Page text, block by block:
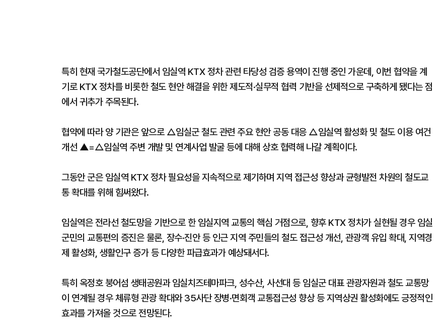
특히 현재 국가철도공단에서 임실역 KTX 정차 관련 타당성 검증 용역이 진행 중인 가운데, 이번 협약을 계
기로 KTX 정차를 비롯한 철도 현안 해결을 위한 제도적·실무적 협력 기반을 선제적으로 구축하게 됐다는 점
에서 귀추가 주목된다.
협약에 따라 양 기관은 앞으로 △임실군 철도 관련 주요 현안 공동 대응 △임실역 활성화 및 철도 이용 여건
개선 ▲=△임실역 주변 개발 및 연계사업 발굴 등에 대해 상호 협력해 나갈 계획이다.
그동안 군은 임실역 KTX 정차 필요성을 지속적으로 제기하며 지역 접근성 향상과 균형발전 차원의 철도교
통 확대를 위해 힘써왔다.
임실역은 전라선 철도망을 기반으로 한 임실지역 교통의 핵심 거점으로, 향후 KTX 정차가 실현될 경우 임실
군민의 교통편의 증진은 물론, 장수·진안 등 인근 지역 주민들의 철도 접근성 개선, 관광객 유입 확대, 지역경
제 활성화, 생활인구 증가 등 다양한 파급효과가 예상돼서다.
특히 옥정호 붕어섬 생태공원과 임실치즈테마파크, 성수산, 사선대 등 임실군 대표 관광자원과 철도 교통망
이 연계될 경우 체류형 관광 확대와 35사단 장병·면회객 교통접근성 향상 등 지역상권 활성화에도 긍정적인
효과를 가져올 것으로 전망된다.